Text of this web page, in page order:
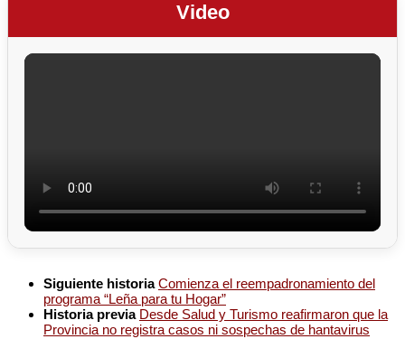
Video
Siguiente historiaComienza el reempadronamiento del
programa “Leña para tu Hogar”
Historia previa Desde Salud y Turismo reafirmaron que la
Provincia no registra casos ni sospechas de hantavirus